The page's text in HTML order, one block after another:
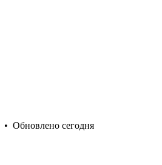
• Обновлено сегодня